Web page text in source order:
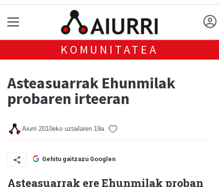
KOMUNITATEA
Asteasuarrak Ehunmilak
probaren irteeran
Aiurri 2010eko uztailaren 19a
Gehitu gaitzazu Googlen
Asteasuarrak ere Ehunmilak proban